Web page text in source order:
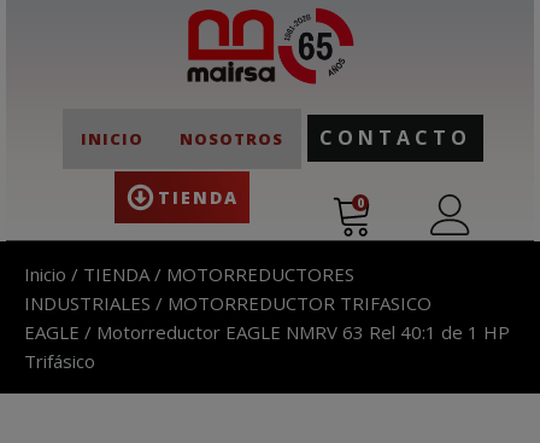
INICIO NOSOTROS
TIENDA
CONTACTO
0
Inicio / TIENDA / MOTORREDUCTORES
INDUSTRIALES / MOTORREDUCTOR TRIFASICO
EAGLE / Motorreductor EAGLE NMRV 63 Rel 40:1 de 1 HP
Trifásico